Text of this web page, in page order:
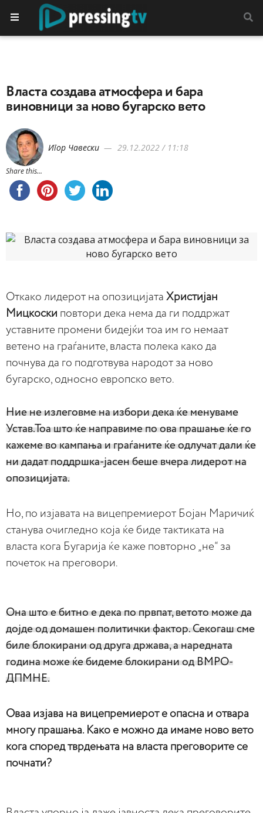
Власта создава атмосфера и бара
виновници за ново бугарско вето
Игор Чавески 29.12.2022 / 11:18
Share this...
Откако лидерот на опозицијата Христијан
Мицкоски повтори дека нема да ги поддржат
уставните промени бидејќи тоа им го немаат
ветено на граѓаните, власта полека како да
почнува да го подготвува народот за ново
бугарско, односно европско вето.
Ние не излеговме на избори дека ќе менуваме
Устав.Тоа што ќе направиме по ова прашање ќе го
кажеме во кампања и граѓаните ќе одлучат дали ќе
ни дадат поддршка-јасен беше вчера лидерот на
опозицијата.
Но, по изјавата на вицепремиерот Бојан Маричиќ
станува очигледно која ќе биде тактиката на
власта кога Бугарија ќе каже повторно „не“ за
почеток на преговори.
Она што е битно е дека по првпат, ветото може да
дојде од домашен политички фактор. Секогаш сме
биле блокирани од друга држава, а наредната
година може ќе бидеме блокирани од ВМРО-
ДПМНЕ.
Оваа изјава на вицепремиерот е опасна и отвара
многу прашања. Како е можно да имаме ново вето
кога според тврдењата на власта преговорите се
почнати?